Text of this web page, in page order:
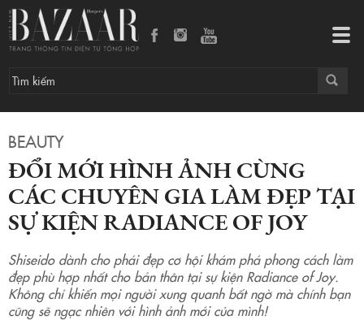
BEAUTY
ĐỔI MỚI HÌNH ẢNH CÙNG
CÁC CHUYÊN GIA LÀM ĐẸP TẠI
SỰ KIỆN RADIANCE OF JOY
Shiseido dành cho phái đẹp cơ hội khám phá phong cách làm
đẹp phù hợp nhất cho bản thân tại sự kiện Radiance of Joy.
Không chỉ khiến mọi người xung quanh bất ngờ mà chính bạn
cũng sẽ ngạc nhiên với hình ảnh mới của mình!